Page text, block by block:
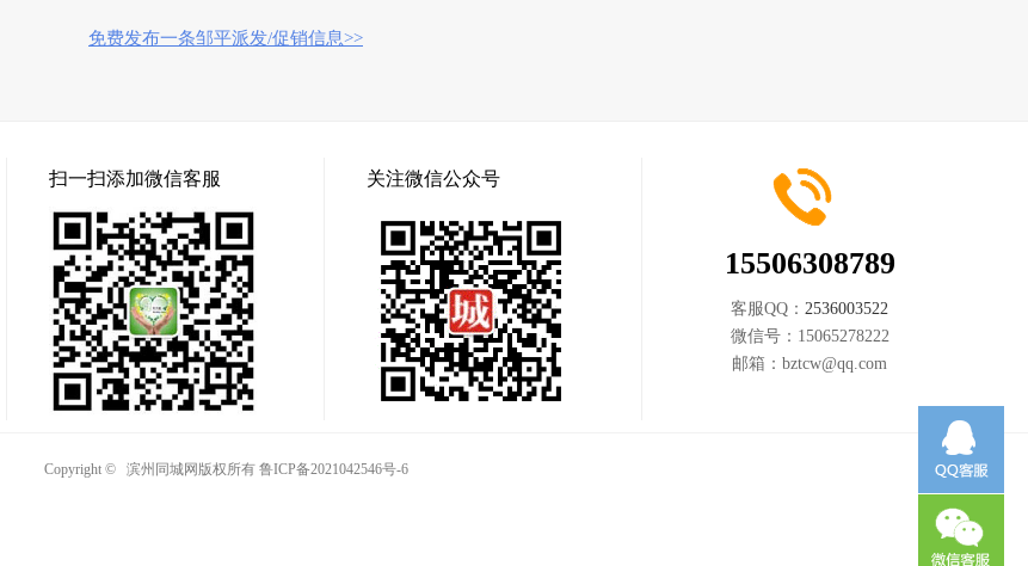
免费发布一条邹平派发/促销信息>>
扫一扫添加微信客服 关注微信公众号
15506308789
客服QQ： 2536003522
微信号： 15065278222
邮箱： bztcw@qq.com
Copyright © 滨州同城网版权所有 鲁ICP备2021042546号-6